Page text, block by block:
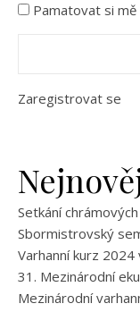
Pamatovat si mě
Zaregistrovat se
Setkání
Sbormistrovský
Varhanní kurz 2024
31. Mezinárodní
Mezinárodní